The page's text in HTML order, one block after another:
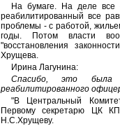
На бумаге. На деле все
реабилитированный все
проблемы - с работой,
годы. Потом власти
"восстановления
Хрущева.
Ирина Лагунина:
Спасибо, это была
реабилитированного
"В Центральный
Первому секретарю ЦК
Н.С.Хрущеву.